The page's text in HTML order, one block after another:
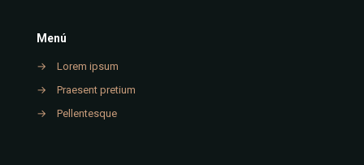
Menú
→
Lorem ipsum
→
Praesent pretium
→
Pellentesque